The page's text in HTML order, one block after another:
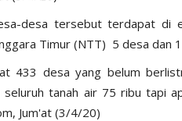
desa tersebut terdapat
Timur (NTT) 5 desa dan
433 desa yang belum
seluruh tanah air 75 ribu tapi
Jum'at (3/4/20)